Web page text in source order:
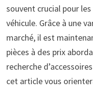
souvent crucial pour
véhicule. Grâce à une
marché, il est
pièces à des prix
recherche
cet article vous